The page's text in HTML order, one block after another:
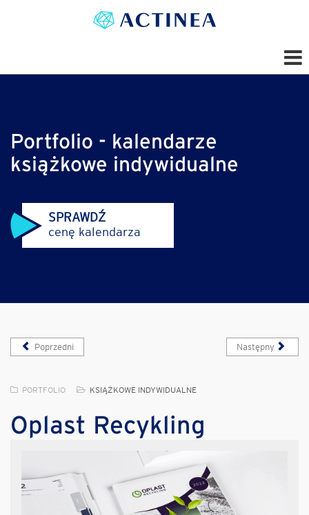
Portfolio - kalendarze
książkowe indywidualne
SPRAWDŹ
cenę kalendarza
Poprzedni Następny
PORTFOLIO KSIĄŻKOWE INDYWIDUALNE
Oplast Recykling